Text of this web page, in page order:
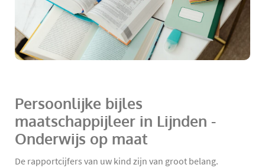
Persoonlijke bijles
maatschappijleer in Lijnden -
Onderwijs op maat
De rapportcijfers van uw kind zijn van groot belang.